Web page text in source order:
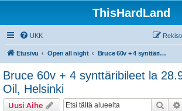
ThisHardLand
UKK
Etusivu Open all night Bruce 60v + 4 synttäribileet la 28.9.2013 Virgin Oil, Helsinki
Bruce 60v + 4 synttäribileet la
Oil, Helsinki
Uusi Aihe Etsi